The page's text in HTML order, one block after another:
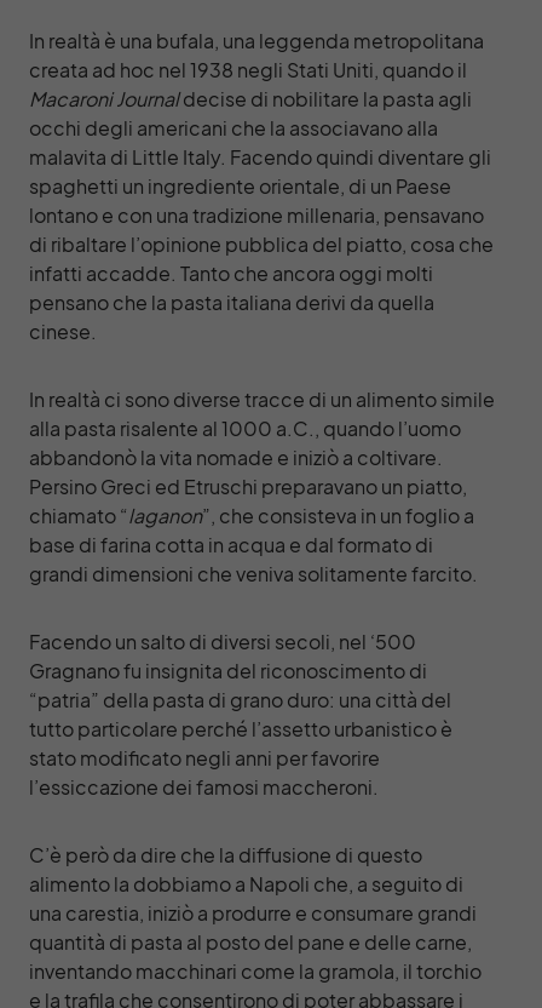
In realtà è una bufala, una leggenda metropolitana
creata ad hoc nel 1938 negli Stati Uniti, quando il
Macaroni Journaldecise di nobilitare la pasta agli
occhi degli americani che la associavano alla
malavita di Little Italy. Facendo quindi diventare gli
spaghetti un ingrediente orientale, di un Paese
lontano e con una tradizione millenaria, pensavano
di ribaltare l’opinione pubblica del piatto, cosa che
infatti accadde. Tanto che ancora oggi molti
pensano che la pasta italiana derivi da quella
cinese.
In realtà ci sono diverse tracce di un alimento simile
alla pasta risalente al 1000 a.C., quando l’uomo
abbandonò la vita nomade e iniziò a coltivare.
Persino Greci ed Etruschi preparavano un piatto,
chiamato “laganon”, che consisteva in un foglio a
base di farina cotta in acqua e dal formato di
grandi dimensioni che veniva solitamente farcito.
Facendo un salto di diversi secoli, nel ‘500
Gragnano fu insignita del riconoscimento di
“patria” della pasta di grano duro: una città del
tutto particolare perché l’assetto urbanistico è
stato modificato negli anni per favorire
l’essiccazione dei famosi maccheroni.
C’è però da dire che la diffusione di questo
alimento la dobbiamo a Napoli che, a seguito di
una carestia, iniziò a produrre e consumare grandi
quantità di pasta al posto del pane e delle carne,
inventando macchinari come la gramola, il torchio
e la trafila che consentirono di poter abbassare i